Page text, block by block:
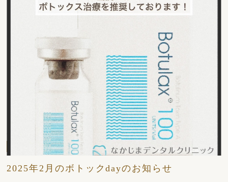
2025/02/12
2025年2月のボトックdayのお知らせ